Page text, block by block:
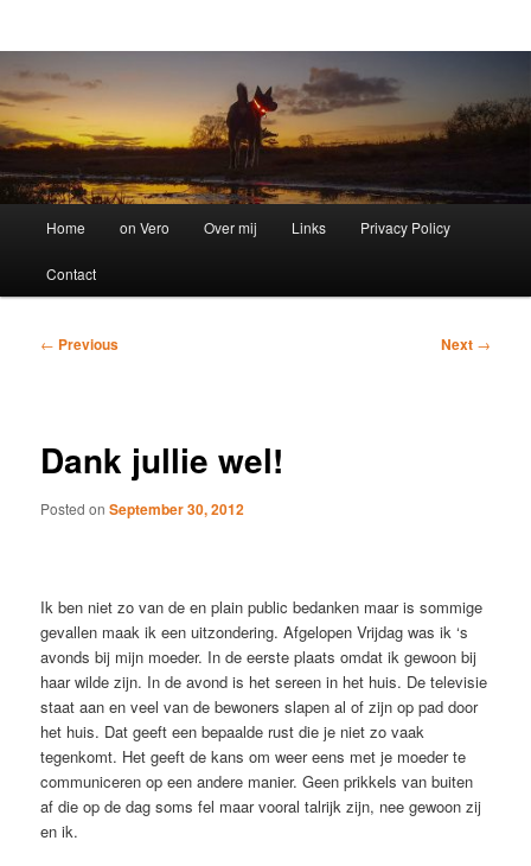
Home on Vero Over mij Links Privacy Policy
Contact
Post
← Previous Next →
Dank jullie wel!
Posted onSeptember 30, 2012
Ik ben niet zo van de en plain public bedanken maar is sommige
gevallen maak ik een uitzondering. Afgelopen Vrijdag was ik ‘s
avonds bij mijn moeder. In de eerste plaats omdat ik gewoon bij
haar wilde zijn. In de avond is het sereen in het huis. De televisie
staat aan en veel van de bewoners slapen al of zijn op pad door
het huis. Dat geeft een bepaalde rust die je niet zo vaak
tegenkomt. Het geeft de kans om weer eens met je moeder te
communiceren op een andere manier. Geen prikkels van buiten
af die op de dag soms fel maar vooral talrijk zijn, nee gewoon zij
en ik.